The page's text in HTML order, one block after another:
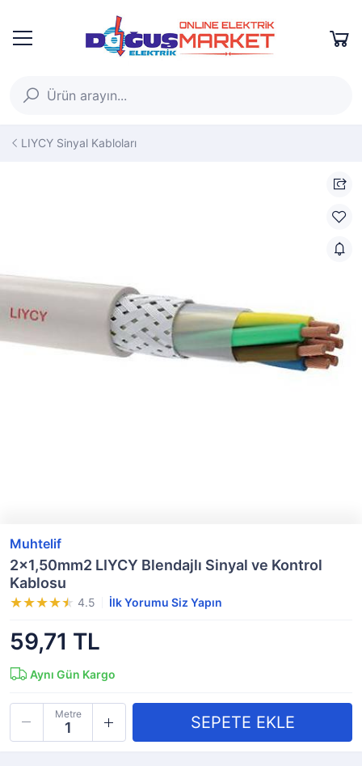
LIYCY Sinyal Kabloları
Muhtelif
2x1,50mm2 LIYCY Blendajlı Sinyal ve Kontrol
Kablosu
4.5 İlk Yorumu Siz Yapın
59,71 TL
Aynı Gün Kargo
Metre